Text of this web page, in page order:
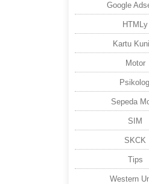
Google
HTMLy
Kartu
Motor
Sepeda
SIM
SKCK
Tips
Western